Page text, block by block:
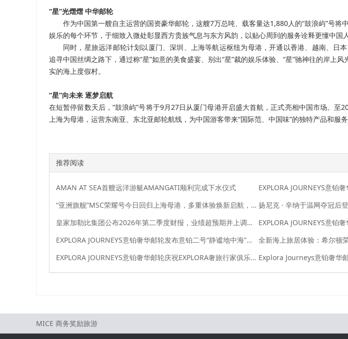
“星”光熠熠 中华邮轮
作为中国第一艘自主运营的国资豪华邮轮，这艘7万总吨、载客量达1,880人的“鼓浪屿”号将
娱乐的每个环节，于细致入微处彰显西方贵族气息与东方风韵，以贴心周到的服务诠释更懂中国
同时，星旅远洋邮轮计划以厦门、深圳、上海等航运枢纽为母港，开通以香港、越南、日
追寻中国丝绸之路下，通过称“星”如意的美食盛宴、别出“星”裁的娱乐体验、“星”驰神往的岸上
实的海上度假村。
“星”向未来 逐梦启航
在短暂停留数天后，“鼓浪屿”号将于9月27日从厦门母港开启盛大首航，正式亮相中国市场。至
上海为母港，运营东南亚、东北亚邮轮航线，为中国游客带来“国际范、中国味”的独特产品和服务
推荐阅读
AMAN AT SEA首艘远洋游艇AMANGATI顺利完成下水仪式
“亚洲旗舰”MSC荣耀号今日回归上海母港，多重体验焕新启航，金秋航次持续热销中
皇家加勒比集团公布2026年第二季度财报，业绩超预期并上调全年业绩指引
EXPLORA JOURNEYS意铂
EXPLORA JOURNEYS意铂奢华邮轮发布意铂二号“静谧地中海”航季臻选美馔、海洋养修与文化体验
EXPLORA JOURNEYS意铂奢华邮轮庆祝EXPLORA奢旅行家俱乐部成立一周年
MICE 商务奖励旅游